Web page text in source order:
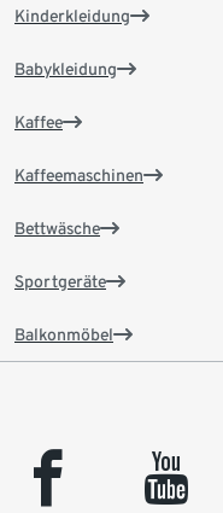
Kinderkleidung
Babykleidung
Kaffee
Kaffeemaschinen
Bettwäsche
Sportgeräte
Balkonmöbel
facebook youtube